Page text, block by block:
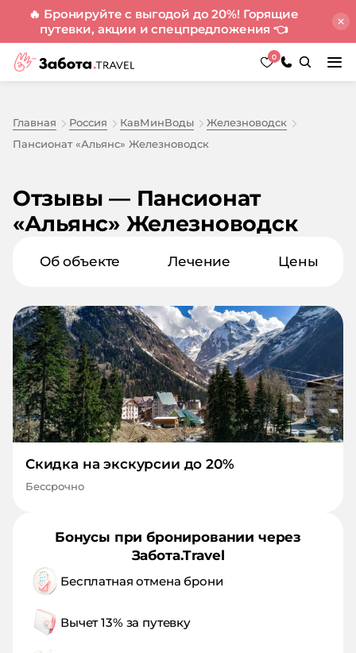
🔥 Бронируйте с выгодой до 20%! Горящие
путевки, акции и спецпредложения 👈
0
Главная Россия КавМинВоды
Железноводск
Пансионат «Альянс» Железноводск
Отзывы — Пансионат
«Альянс» Железноводск
Об объекте Лечение Цены
Скидка на экскурсии до 20%
Бессрочно
Бонусы при бронировании через
Забота.Travel
Бесплатная отмена брони
Вычет 13% за путевку